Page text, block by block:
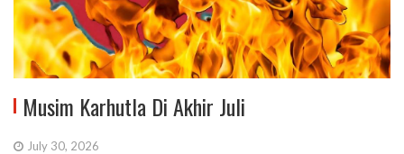
Musim Karhutla Di Akhir Juli
July 30, 2026